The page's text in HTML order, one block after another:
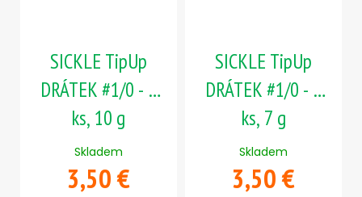
SICKLE TipUp
DRÁTEK #1/0 - 5
ks, 10 g
Skladem
3,50 €
SICKLE TipUp
DRÁTEK #1/0 - 5
ks, 7 g
Skladem
3,50 €